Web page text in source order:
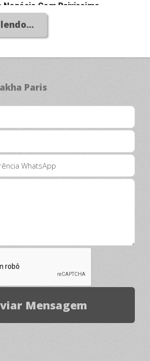
Negócio Com Baixissimo
Paris